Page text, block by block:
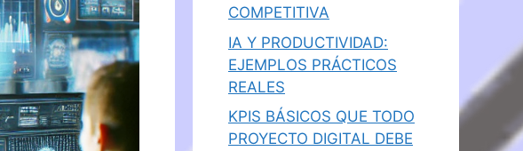
COMPETITIVA
IA Y PRODUCTIVIDAD:
EJEMPLOS PRÁCTICOS
REALES
KPIS BÁSICOS QUE TODO
PROYECTO DIGITAL DEBE